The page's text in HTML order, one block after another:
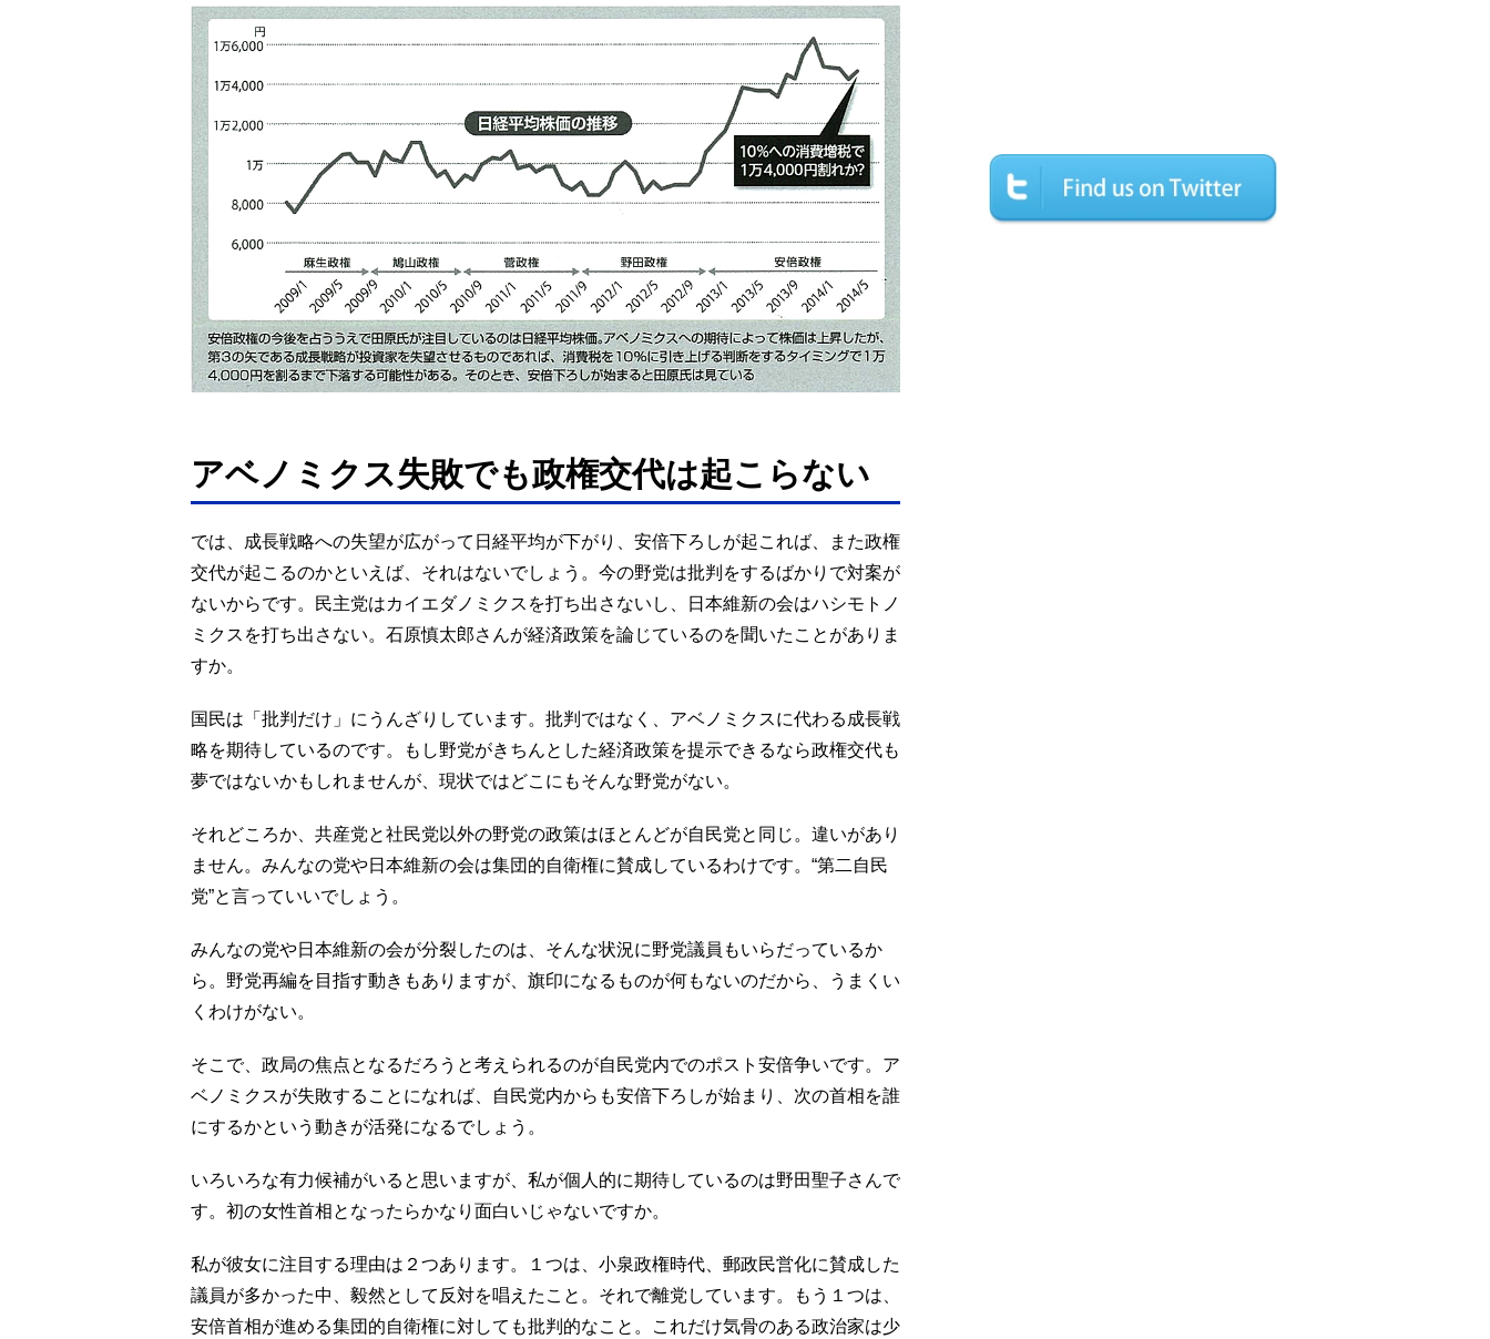
アベノミクス失敗でも政権交代は起こらない
では、成長戦略への失望が広がって日経平均が下がり、安倍下ろしが起これば、また政権
交代が起こるのかといえば、それはないでしょう。今の野党は批判をするばかりで対案が
ないからです。民主党はカイエダノミクスを打ち出さないし、日本維新の会はハシモトノ
ミクスを打ち出さない。石原慎太郎さんが経済政策を論じているのを聞いたことがありま
すか。
国民は「批判だけ」にうんざりしています。批判ではなく、アベノミクスに代わる成長戦
略を期待しているのです。もし野党がきちんとした経済政策を提示できるなら政権交代も
夢ではないかもしれませんが、現状ではどこにもそんな野党がない。
それどころか、共産党と社民党以外の野党の政策はほとんどが自民党と同じ。違いがあり
ません。みんなの党や日本維新の会は集団的自衛権に賛成しているわけです。“第二自民
党”と言っていいでしょう。
みんなの党や日本維新の会が分裂したのは、そんな状況に野党議員もいらだっているか
ら。野党再編を目指す動きもありますが、旗印になるものが何もないのだから、うまくい
くわけがない。
そこで、政局の焦点となるだろうと考えられるのが自民党内でのポスト安倍争いです。ア
ベノミクスが失敗することになれば、自民党内からも安倍下ろしが始まり、次の首相を誰
にするかという動きが活発になるでしょう。
いろいろな有力候補がいると思いますが、私が個人的に期待しているのは野田聖子さんで
す。初の女性首相となったらかなり面白いじゃないですか。
私が彼女に注目する理由は２つあります。１つは、小泉政権時代、郵政民営化に賛成した
議員が多かった中、毅然として反対を唱えたこと。それで離党しています。もう１つは、
安倍首相が進める集団的自衛権に対しても批判的なこと。これだけ気骨のある政治家は少